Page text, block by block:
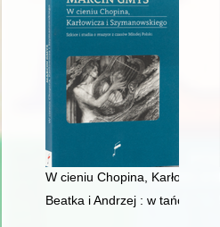
W cieniu Chopina, Karłowicza
Beatka i Andrzej : w tańcu